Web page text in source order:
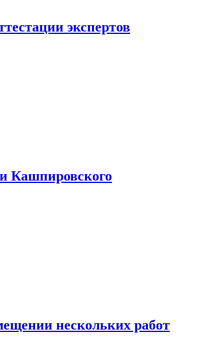
экспертов
Кашпировского
нескольких работ